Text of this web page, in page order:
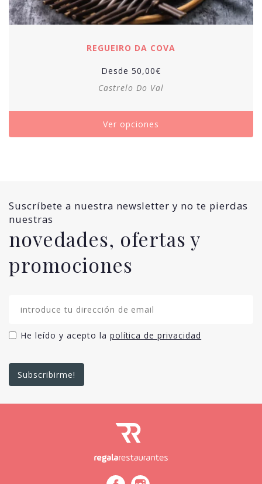
REGUEIRO DA COVA
Desde 50,00€
Castrelo Do Val
Ver opciones
Suscríbete a nuestra newsletter y no te pierdas
nuestras
novedades, ofertas y
promociones
He leído y acepto la política de privacidad